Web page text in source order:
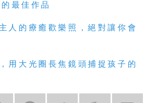
最佳作品
人的療癒歡樂照，絕對讓你會
用大光圈長焦鏡頭捕捉孩子的